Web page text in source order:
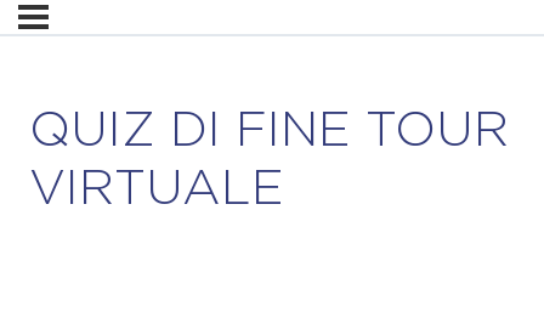
QUIZ DI FINE TOUR
VIRTUALE